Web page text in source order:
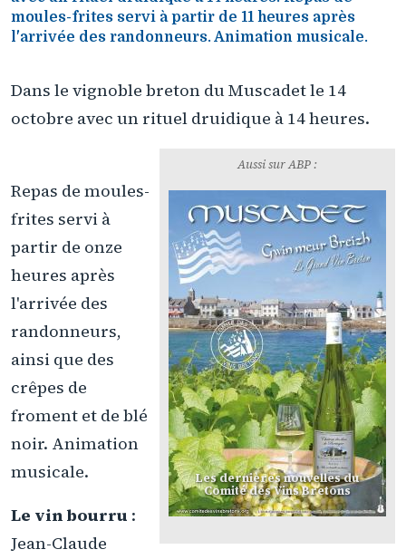
moules-frites servi à partir de 11 heures après
l'arrivée des randonneurs. Animation musicale.
Dans le vignoble breton du Muscadet le 14
octobre avec un rituel druidique à 14 heures.
Aussi sur ABP :
Les dernières nouvelles du
Comité des Vins Bretons
Repas de moules-
frites servi à
partir de onze
heures après
l'arrivée des
randonneurs,
ainsi que des
crêpes de
froment et de blé
noir. Animation
musicale.
Le vin bourru :
Jean-Claude